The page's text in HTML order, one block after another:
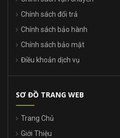
Chính sách đổi trả
Chính sách bảo hành
Chính sách bảo mật
Điều khoản dịch vụ
SƠ ĐỒ TRANG WEB
Trang Chủ
Giới Thiệu